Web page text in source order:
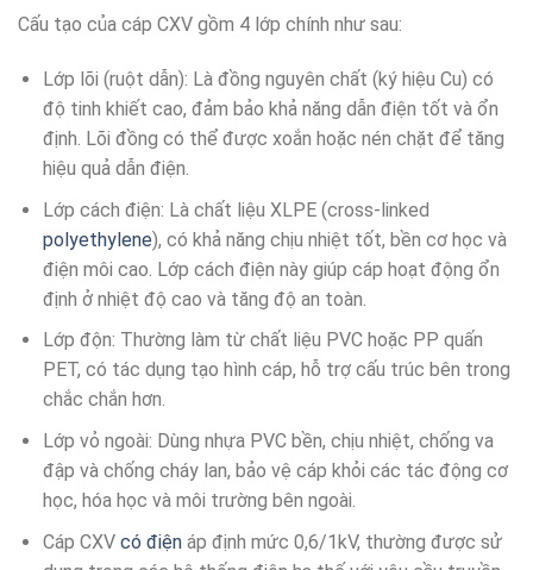
Cấu tạo của cáp CXV gồm 4 lớp chính như sau:
Lớp lõi (ruột dẫn): Là đồng nguyên chất (ký hiệu Cu) có
độ tinh khiết cao, đảm bảo khả năng dẫn điện tốt và ổn
định. Lõi đồng có thể được xoắn hoặc nén chặt để tăng
hiệu quả dẫn điện.
Lớp cách điện: Là chất liệu XLPE (cross-linked
polyethylene), có khả năng chịu nhiệt tốt, bền cơ học và
điện môi cao. Lớp cách điện này giúp cáp hoạt động ổn
định ở nhiệt độ cao và tăng độ an toàn.
Lớp độn: Thường làm từ chất liệu PVC hoặc PP quấn
PET, có tác dụng tạo hình cáp, hỗ trợ cấu trúc bên trong
chắc chắn hơn.
Lớp vỏ ngoài: Dùng nhựa PVC bền, chịu nhiệt, chống va
đập và chống cháy lan, bảo vệ cáp khỏi các tác động cơ
học, hóa học và môi trường bên ngoài.
Cáp CXV có điệnáp định mức 0,6/1kV, thường được sử